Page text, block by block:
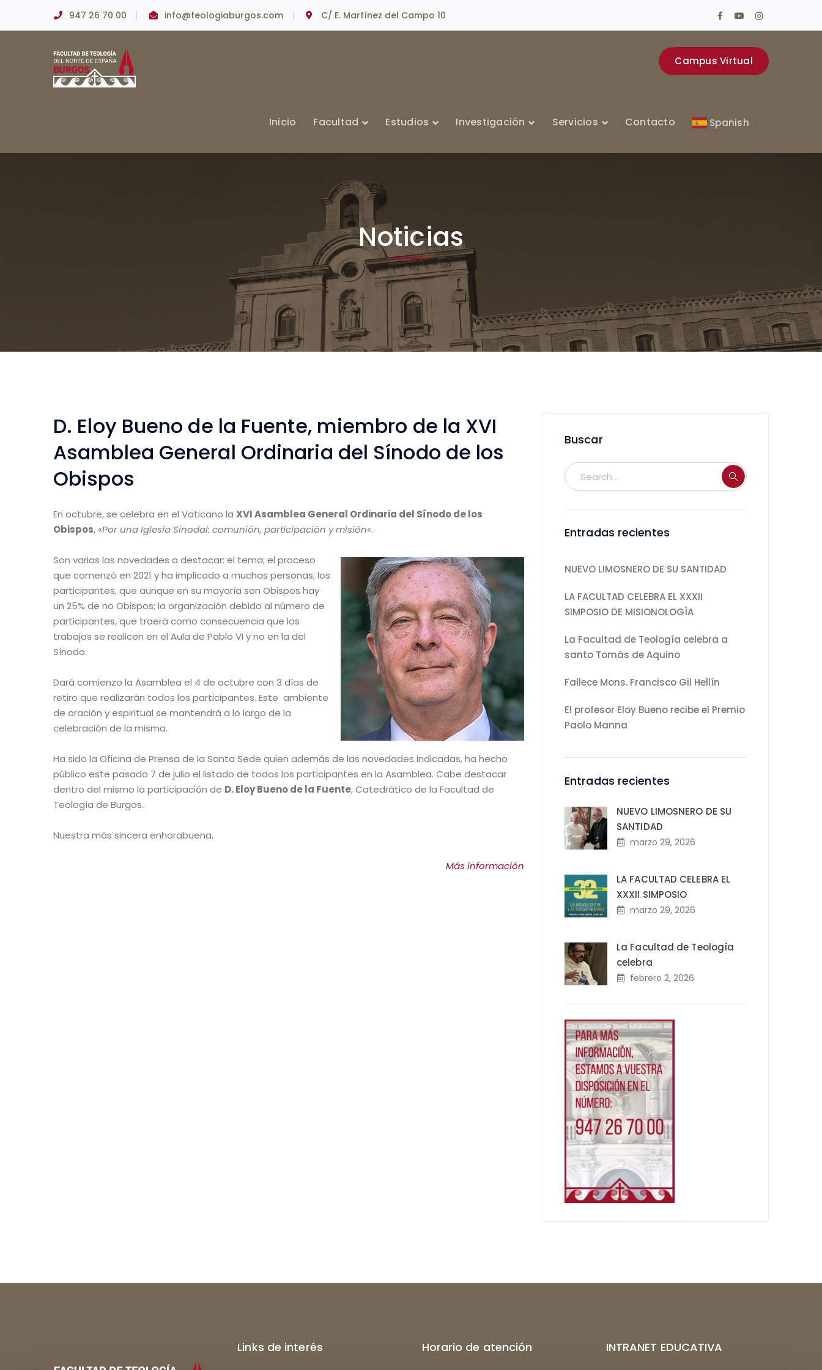
947 26 70 00 info@teologiaburgos.com C/ E. Martínez del Campo 10
Facebook
Profile
Youtube
Profile
Instagram
Profile
Campus Virtual
Inicio Facultad Estudios Investigación Servicios Contacto Spanish
Noticias
D. Eloy Bueno de la Fuente, miembro de la XVI
Asamblea General Ordinaria del Sínodo de los
Obispos
En octubre, se celebra en el Vaticano la XVI Asamblea General Ordinaria del Sínodo de los
Obispos, «Por una Iglesia Sinodal: comunión, participación y misión«.
Son varias las novedades a destacar: el tema; el proceso
que comenzó en 2021 y ha implicado a muchas personas; los
participantes, que aunque en su mayoría son Obispos hay
un 25% de no Obispos; la organización debido al número de
participantes, que traerá como consecuencia que los
trabajos se realicen en el Aula de Pablo VI y no en la del
Sínodo.
Dará comienzo la Asamblea el 4 de octubre con 3 días de
retiro que realizarán todos los participantes. Este ambiente
de oración y espiritual se mantendrá a lo largo de la
celebración de la misma.
Ha sido la Oficina de Prensa de la Santa Sede quien además de las novedades indicadas, ha hecho
público este pasado 7 de julio el listado de todos los participantes en la Asamblea. Cabe destacar
dentro del mismo la participación de D. Eloy Bueno de la Fuente, Catedrático de la Facultad de
Teología de Burgos.
Nuestra más sincera enhorabuena.
Más información
Buscar
Entradas recientes
NUEVO LIMOSNERO DE SU SANTIDAD
LA FACULTAD CELEBRA EL XXXII
SIMPOSIO DE MISIONOLOGÍA
La Facultad de Teología celebra a
santo Tomás de Aquino
Fallece Mons. Francisco Gil Hellín
El profesor Eloy Bueno recibe el Premio
Paolo Manna
Entradas recientes
NUEVO LIMOSNERO DE SU
SANTIDAD
marzo 29, 2026
LA FACULTAD CELEBRA EL
XXXII SIMPOSIO
marzo 29, 2026
La Facultad de Teología
celebra
febrero 2, 2026
Links de interés Horario de atención INTRANET EDUCATIVA